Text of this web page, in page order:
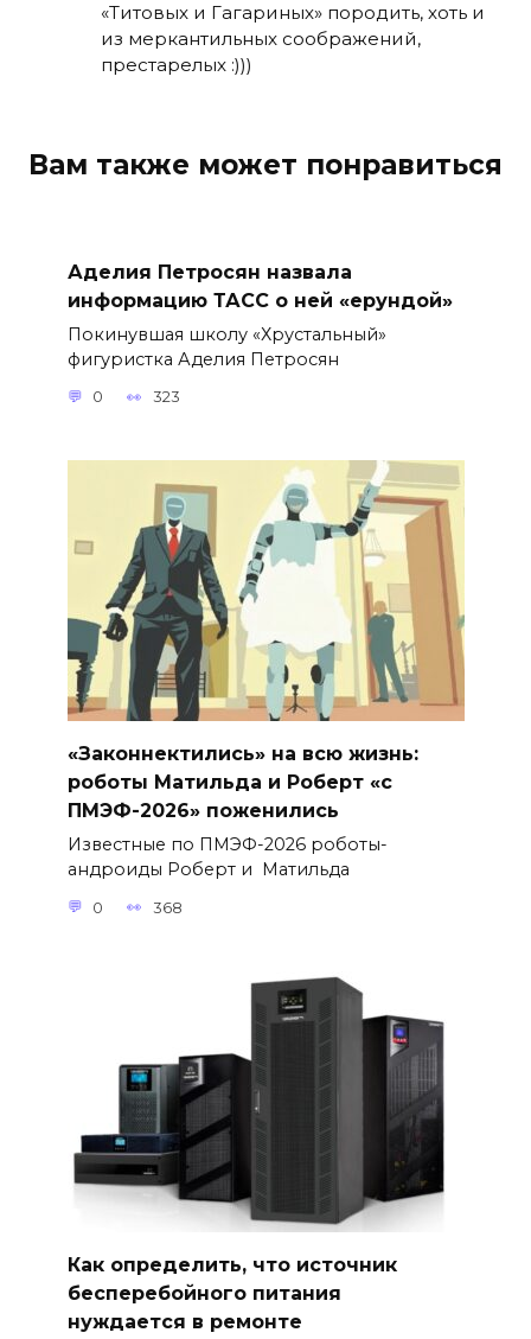
«Титовых и Гагариных» породить, хоть и
из меркантильных соображений,
престарелых :)))
Вам также может понравиться
Аделия Петросян назвала
информацию ТАСС о ней «ерундой»
Покинувшая школу «Хрустальный»
фигуристка Аделия Петросян
0 323
«Законнектились» на всю жизнь:
роботы Матильда и Роберт «с
ПМЭФ-2026» поженились
Известные по ПМЭФ-2026 роботы-
андроиды Роберт и Матильда
0 368
Как определить, что источник
бесперебойного питания
нуждается в ремонте